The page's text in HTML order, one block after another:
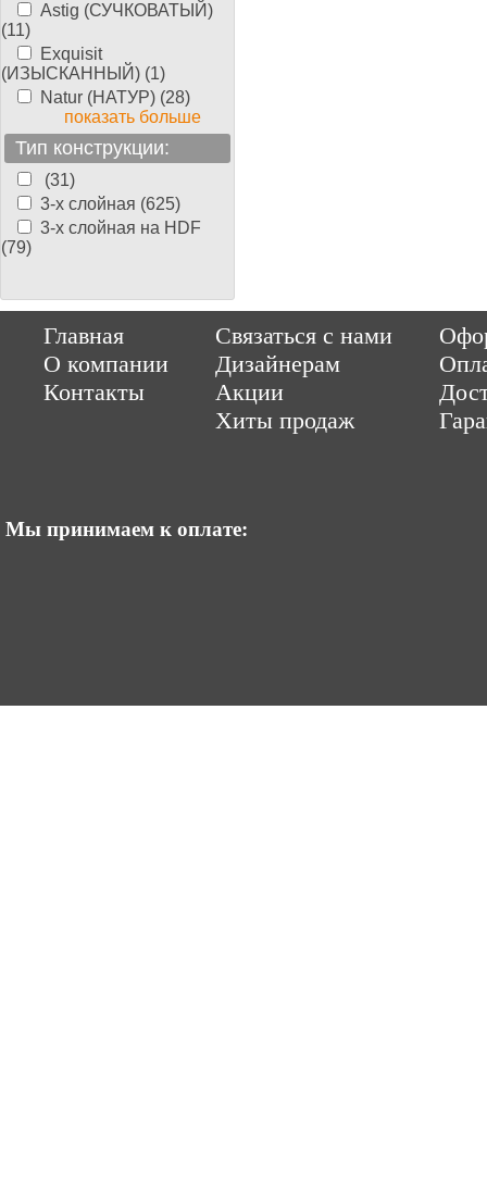
Astig (СУЧКОВАТЫЙ)
(11)
Exquisit
(ИЗЫСКАННЫЙ) (1)
Natur (НАТУР) (28)
показать больше
Тип конструкции:
(31)
3-х слойная (625)
3-х слойная на HDF
(79)
Главная
О компании
Контакты
Связаться с нами
Дизайнерам
Акции
Хиты продаж
Мы принимаем к оплате:
ItCompany Продвижение сайтов by «ВзлЁт»